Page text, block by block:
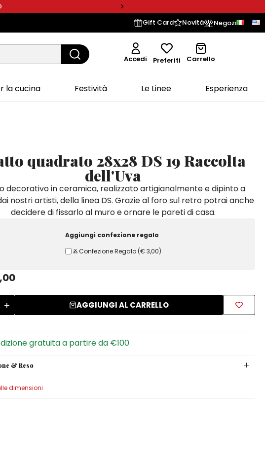
Gift Card Novità Negozi
Accedi Preferiti Carrello
la cucina Festività Le Linee Esperienza
quadrato 28x28 DS 19 Raccolta
dell'Uva
decorativo in ceramica, realizzato artigianalmente e dipinto a
nostri artisti, della linea DS. Grazie al foro sul retro potrai anche
decidere di fissarlo al muro e ornare le pareti di casa.
Aggiungi confezione regalo
Ⰶ Confezione Regalo (€ 3,00)
+ AGGIUNGI AL CARRELLO
gratuita a partire da €100
& Reso
dimensioni